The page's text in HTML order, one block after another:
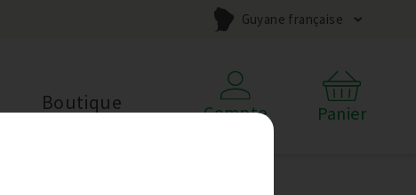
Guyane française
Boutique Compte Panier